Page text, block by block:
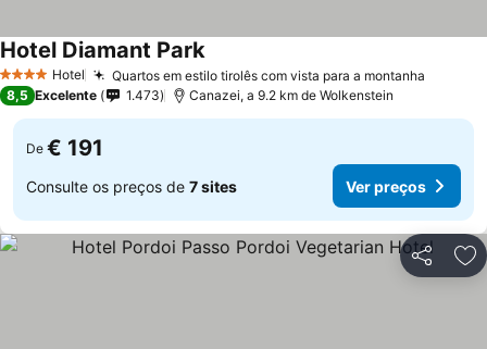
4 EstrelasHotel Quartos em estilo tirolês com vista para a montanha
Hotel Diamant ParkVer preços
8,5 Excelente 1.473 Canazei, a 9.2 km de Wolkenstein
De € 191
Consulte os preços de 7 sites Ver preços
Partilhar